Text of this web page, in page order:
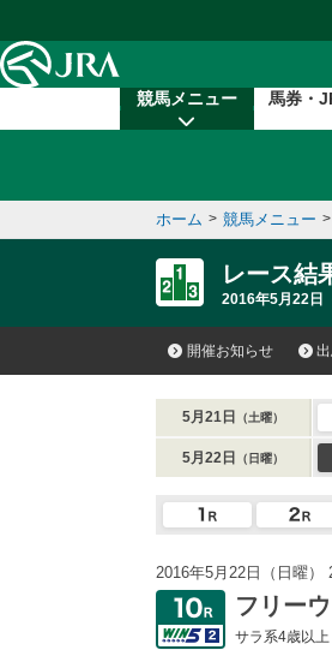
競馬メニュー 馬券・
ホーム > 競馬メニュー >
レース結
2016年5月22日
開催お知らせ
5月21日 （土曜）
5月22日 （日曜）
2016年5月22日（日曜）
フリー
サラ系4歳以上